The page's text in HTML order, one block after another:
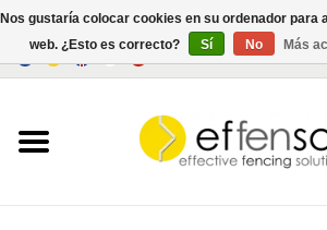
Nos gustaría colocar cookies en su ordenador para
web. ¿Esto es correcto?
Sí No Más